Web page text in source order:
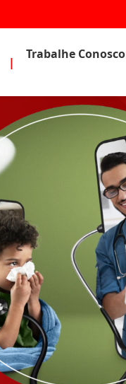
|
Trabalhe Conosco